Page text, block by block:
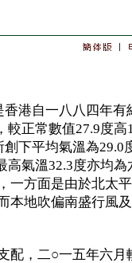
自一八八四年有
較正常數值27.9度
下平均氣溫為29.0
高氣溫32.3度亦均
一方面是由於北太
本地吹偏南盛行風
，二○一五年六月